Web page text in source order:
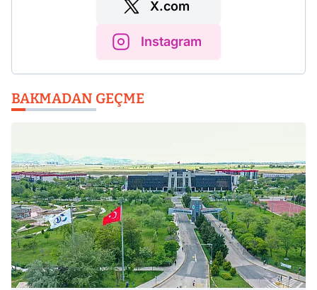
X.com
Instagram
BAKMADAN GEÇME